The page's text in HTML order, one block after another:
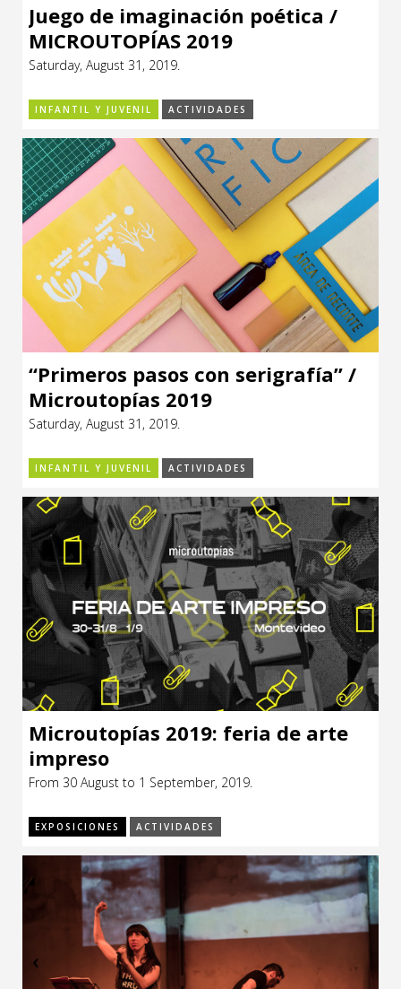
Juego de imaginación poética /
MICROUTOPÍAS 2019
Saturday, August 31, 2019.
INFANTIL Y JUVENIL ACTIVIDADES
“Primeros pasos con serigrafía” /
Microutopías 2019
Saturday, August 31, 2019.
INFANTIL Y JUVENIL ACTIVIDADES
Microutopías 2019: feria de arte
impreso
From 30 August to 1 September, 2019.
EXPOSICIONES ACTIVIDADES